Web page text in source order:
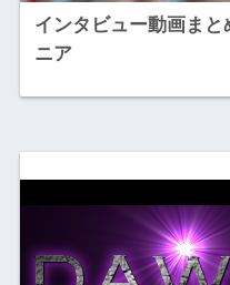
インタビュー動画ま
ニア